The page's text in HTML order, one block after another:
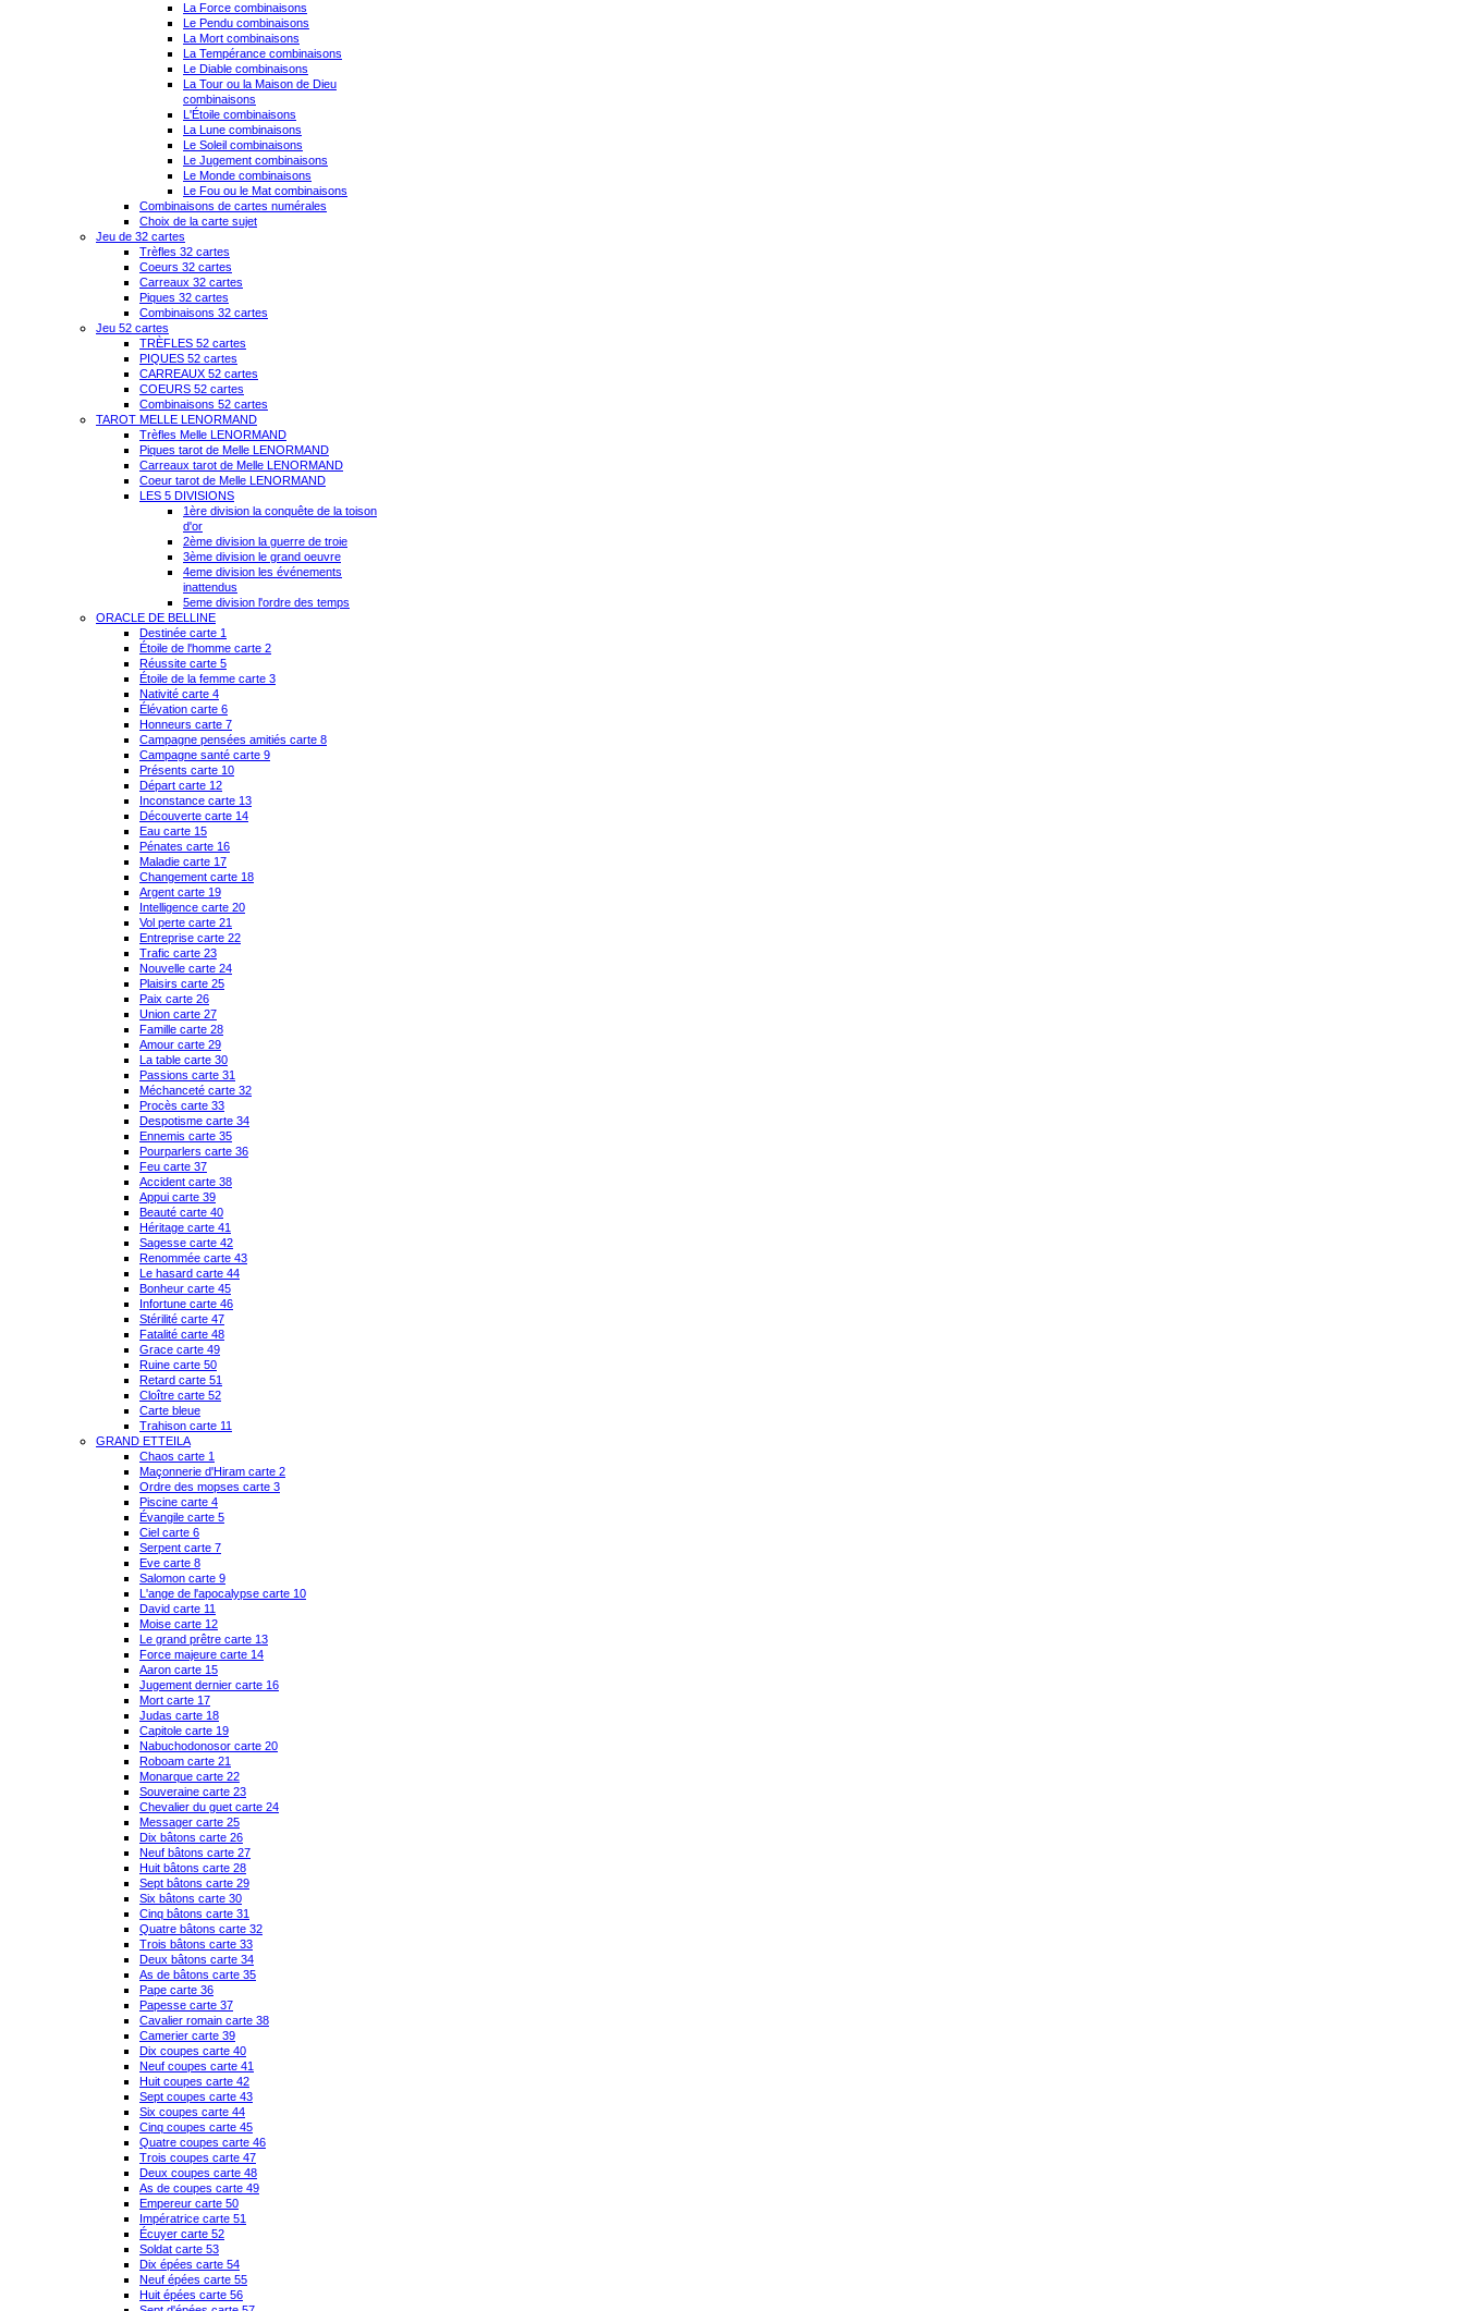
La Force combinaisons
Le Pendu combinaisons
La Mort combinaisons
La Tempérance combinaisons
Le Diable combinaisons
La Tour ou la Maison de Dieu
combinaisons
L'Étoile combinaisons
La Lune combinaisons
Le Soleil combinaisons
Le Jugement combinaisons
Le Monde combinaisons
Le Fou ou le Mat combinaisons
Combinaisons de cartes numérales
Choix de la carte sujet
Jeu de 32 cartes
Trèfles 32 cartes
Coeurs 32 cartes
Carreaux 32 cartes
Piques 32 cartes
Combinaisons 32 cartes
Jeu 52 cartes
TRÈFLES 52 cartes
PIQUES 52 cartes
CARREAUX 52 cartes
COEURS 52 cartes
Combinaisons 52 cartes
TAROT MELLE LENORMAND
Trèfles Melle LENORMAND
Piques tarot de Melle LENORMAND
Carreaux tarot de Melle LENORMAND
Coeur tarot de Melle LENORMAND
LES 5 DIVISIONS
1ère division la conquête de la toison
d'or
2ème division la guerre de troie
3ème division le grand oeuvre
4eme division les événements
inattendus
5eme division l'ordre des temps
ORACLE DE BELLINE
Destinée carte 1
Étoile de l'homme carte 2
Réussite carte 5
Étoile de la femme carte 3
Nativité carte 4
Élévation carte 6
Honneurs carte 7
Campagne pensées amitiés carte 8
Campagne santé carte 9
Présents carte 10
Départ carte 12
Inconstance carte 13
Découverte carte 14
Eau carte 15
Pénates carte 16
Maladie carte 17
Changement carte 18
Argent carte 19
Intelligence carte 20
Vol perte carte 21
Entreprise carte 22
Trafic carte 23
Nouvelle carte 24
Plaisirs carte 25
Paix carte 26
Union carte 27
Famille carte 28
Amour carte 29
La table carte 30
Passions carte 31
Méchanceté carte 32
Procès carte 33
Despotisme carte 34
Ennemis carte 35
Pourparlers carte 36
Feu carte 37
Accident carte 38
Appui carte 39
Beauté carte 40
Héritage carte 41
Sagesse carte 42
Renommée carte 43
Le hasard carte 44
Bonheur carte 45
Infortune carte 46
Stérilité carte 47
Fatalité carte 48
Grace carte 49
Ruine carte 50
Retard carte 51
Cloître carte 52
Carte bleue
Trahison carte 11
GRAND ETTEILA
Chaos carte 1
Maçonnerie d'Hiram carte 2
Ordre des mopses carte 3
Piscine carte 4
Évangile carte 5
Ciel carte 6
Serpent carte 7
Eve carte 8
Salomon carte 9
L'ange de l'apocalypse carte 10
David carte 11
Moise carte 12
Le grand prêtre carte 13
Force majeure carte 14
Aaron carte 15
Jugement dernier carte 16
Mort carte 17
Judas carte 18
Capitole carte 19
Nabuchodonosor carte 20
Roboam carte 21
Monarque carte 22
Souveraine carte 23
Chevalier du guet carte 24
Messager carte 25
Dix bâtons carte 26
Neuf bâtons carte 27
Huit bâtons carte 28
Sept bâtons carte 29
Six bâtons carte 30
Cinq bâtons carte 31
Quatre bâtons carte 32
Trois bâtons carte 33
Deux bâtons carte 34
As de bâtons carte 35
Pape carte 36
Papesse carte 37
Cavalier romain carte 38
Camerier carte 39
Dix coupes carte 40
Neuf coupes carte 41
Huit coupes carte 42
Sept coupes carte 43
Six coupes carte 44
Cinq coupes carte 45
Quatre coupes carte 46
Trois coupes carte 47
Deux coupes carte 48
As de coupes carte 49
Empereur carte 50
Impératrice carte 51
Écuyer carte 52
Soldat carte 53
Dix épées carte 54
Neuf épées carte 55
Huit épées carte 56